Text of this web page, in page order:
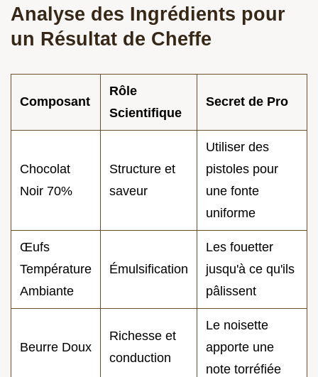
Analyse des Ingrédients pour
un Résultat de Cheffe
Composant
Rôle
Scientifique
Secret de Pro
Chocolat
Noir 70%
Structure et
saveur
Utiliser des
pistoles pour
une fonte
uniforme
Œufs
Température
Ambiante
Émulsification
Les fouetter
jusqu'à ce qu'ils
pâlissent
Beurre Doux
Richesse et
conduction
Le noisette
apporte une
note torréfiée